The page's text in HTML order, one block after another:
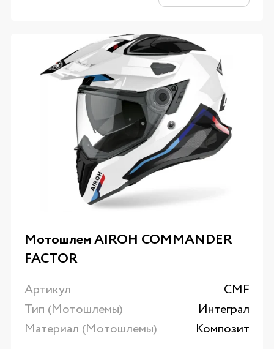
Мотошлем AIROH COMMANDER
FACTOR
Артикул
CMF
Тип (Мотошлемы)
Интеграл
Материал (Мотошлемы)
Композит